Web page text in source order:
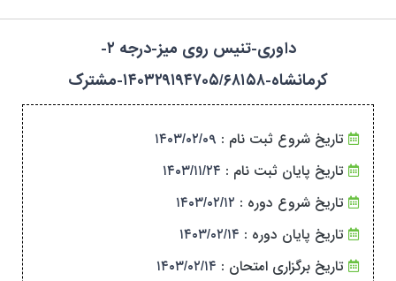
داوری-تنیس روی میز-درجه ۲-
کرمانشاه-۱۴۰۳۲۹۱۹۴۷۰۵/۶۸۱۵۸-مشترک
تاریخ شروع ثبت نام : ۱۴۰۳/۰۲/۰۹
تاریخ پایان ثبت نام : ۱۴۰۳/۱۱/۲۴
تاریخ شروع دوره : ۱۴۰۳/۰۲/۱۲
تاریخ پایان دوره : ۱۴۰۳/۰۲/۱۴
تاریخ برگزاری امتحان : ۱۴۰۳/۰۲/۱۴